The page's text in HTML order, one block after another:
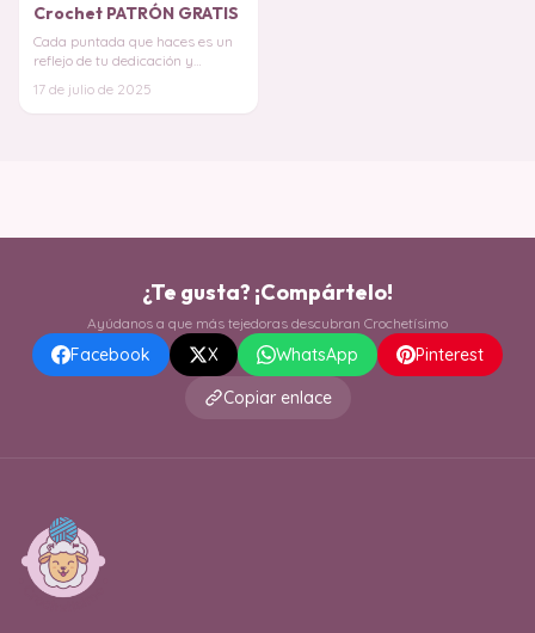
Crochet PATRÓN GRATIS
Cada puntada que haces es un
reflejo de tu dedicación y
proyecto pe
17 de julio de 2025
¿Te gusta? ¡Compártelo!
Ayúdanos a que más tejedoras descubran Crochetísimo
Facebook X WhatsApp
Pinterest
Copiar enlace